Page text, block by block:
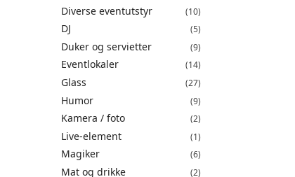
Diverse eventutstyr (10)
DJ (5)
Duker og servietter (9)
Eventlokaler (14)
Glass (27)
Humor (9)
Kamera / foto (2)
Live-element (1)
Magiker (6)
Mat og drikke (2)